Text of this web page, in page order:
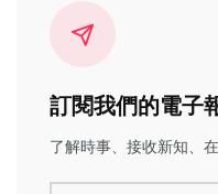
訂閱我們的電子
了解時事、接收新知、